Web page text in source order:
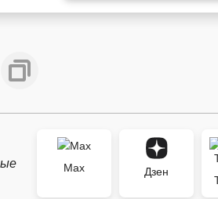
Max Дзен